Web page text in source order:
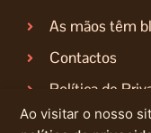
Ao visitar o nosso
As mãos têm
Contactos
Política de
Política de